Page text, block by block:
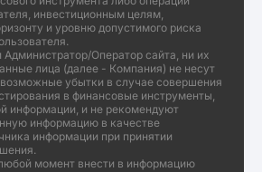
инвестиционным целям,
и уровню допустимого риска
Оператор сайта, ни их
лица (далее - Компания) не несут
возможные убытки в случае совершения
в финансовые инструменты,
информации, и не рекомендуют
информацию в качестве
информации при принятии
момент внести в информацию